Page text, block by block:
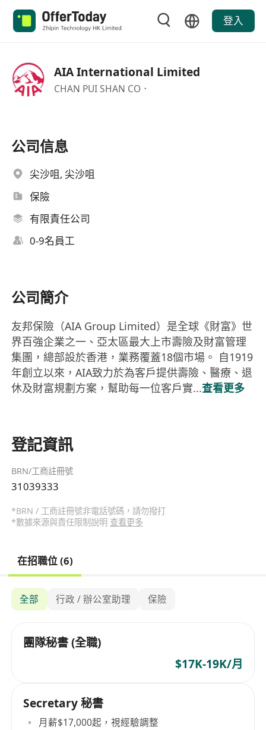
登入
AIA International Limited
CHAN PUI SHAN CO．
公司信息
尖沙咀, 尖沙咀
保險
有限責任公司
0-9名員工
公司簡介
友邦保險（AIA Group Limited）是全球《財富》世
界百強企業之一、亞太區最大上市壽險及財富管理
集團，總部設於香港，業務覆蓋18個市場。 自1919
年創立以來，AIA致力於為客戶提供壽險、醫療、退
休及財富規劃方案，幫助每一位客戶實...查看更多
登記資訊
BRN/工商註冊號
31039333
*BRN / 工商註冊號非電話號碼，請勿撥打
*數據來源與責任限制說明 查看更多
在招職位 (6)
全部 行政 / 辦公室助理 保險
團隊秘書 (全職)
$17K-19K/月
Secretary 秘書
月薪$17,000起，視經驗調整